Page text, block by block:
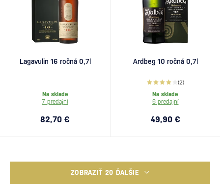
Lagavulin 16 ročná 0,7l
Na sklade
7 predajní
82,70 €
Ardbeg 10 ročná 0,7l
(2)
Na sklade
6 predajní
49,90 €
ZOBRAZIŤ 20 ĎALŠIE